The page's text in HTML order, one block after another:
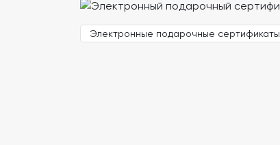
Электронные подарочные сертификаты